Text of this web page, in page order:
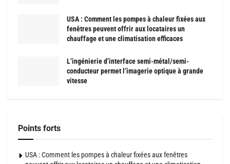
USA : Comment les pompes à chaleur fixées aux
fenêtres peuvent offrir aux locataires un
chauffage et une climatisation efficaces
L’ingénierie d’interface semi-métal/semi-
conducteur permet l’imagerie optique à grande
vitesse
Points forts
USA : Comment les pompes à chaleur fixées aux fenêtres